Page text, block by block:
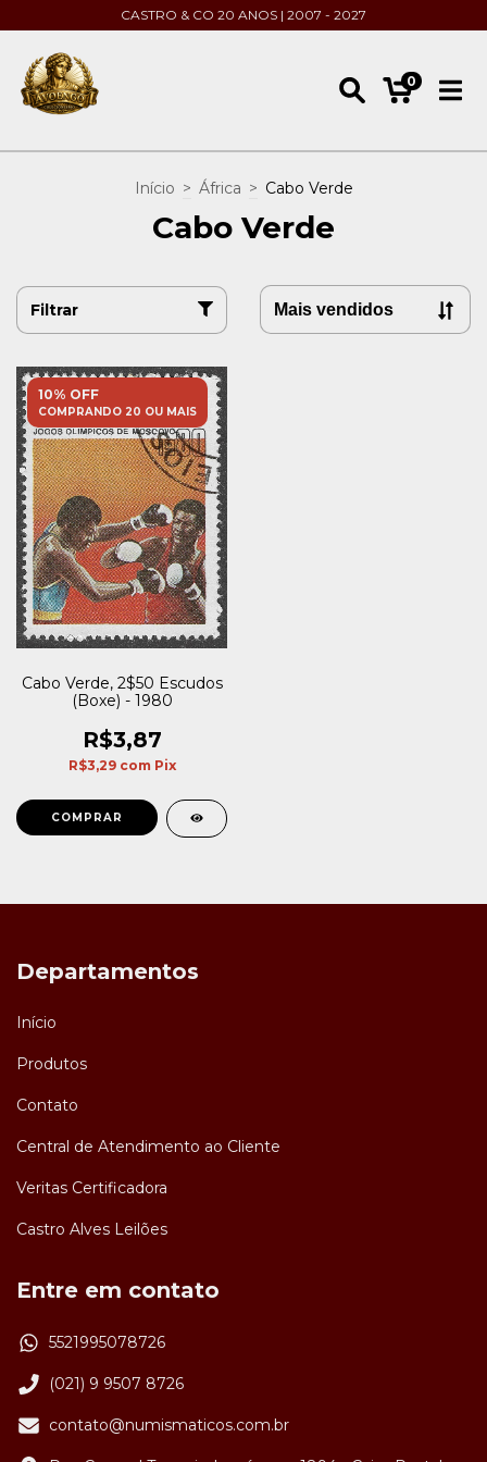
CASTRO & CO 20 ANOS | 2007 - 2027
0
Início > África > Cabo Verde
Cabo Verde
Filtrar
10% OFF
COMPRANDO 20 OU MAIS
Cabo Verde, 2$50 Escudos
(Boxe) - 1980
R$3,87
R$3,29 com Pix
Departamentos
Início
Produtos
Contato
Central de Atendimento ao Cliente
Veritas Certificadora
Castro Alves Leilões
Entre em contato
5521995078726
(021) 9 9507 8726
contato@numismaticos.com.br